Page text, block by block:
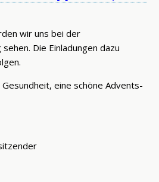
wir uns bei der
Die Einladungen dazu
eine schöne Advents-